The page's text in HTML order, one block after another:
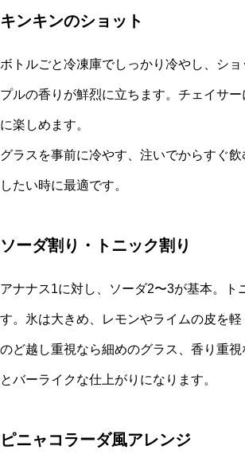
キンキンのショット
ボトルごと冷凍庫でしっかり冷やし、シ
プルの香りが鮮烈に立ちます。チェイサ
に楽しめます。
グラスを事前に冷やす、注いでからすぐ
したい時に最適です。
ソーダ割り・トニック割り
アナナス1に対し、ソーダ2〜3が基本。
す。氷は大きめ、レモンやライムの皮を
のど越し重視なら細めのグラス、香り重
とバーライクな仕上がりになります。
ピニャコラーダ風アレンジ